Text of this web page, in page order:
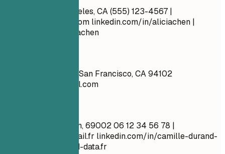
Alicia Chen Los Angeles, CA (555) 123-4567 |
alicia.chen@email.com linkedin.com/in/aliciachen |
artstation.com/aliciachen
Jane Smith B.P. 987 San Francisco, CA 94102
teachersmail@gmail.com
Camille Durand Lyon, 69002 06 12 34 56 78 |
camille.durand@email.fr linkedin.com/in/camille-durand-
data | camilledurand-data.fr